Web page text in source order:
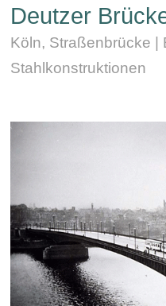
Deutzer
Köln, Straßenbrücke |
Stahlkonstruktionen